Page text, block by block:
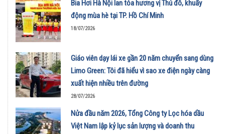
Bia Hơi Hà Nội lan tỏa hương vị Thủ đô, khuấy
động mùa hè tại TP. Hồ Chí Minh
18/07/2026
Giáo viên dạy lái xe gần 20 năm chuyển sang dùng
Limo Green: Tôi đã hiểu vì sao xe điện ngày càng
xuất hiện nhiều trên đường
28/07/2026
Nửa đầu năm 2026, Tổng Công ty Lọc hóa dầu
Việt Nam lập kỷ lục sản lượng và doanh thu